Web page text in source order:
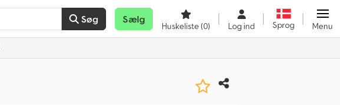
Søg Sælg
Huskeliste(0) Log ind Sprog Menu